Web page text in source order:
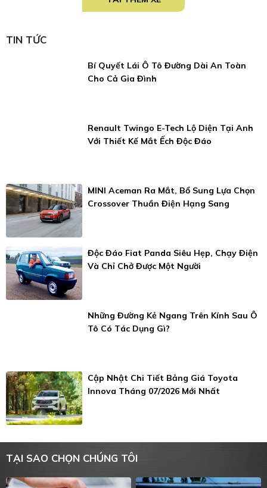
TIN TỨC
Bí Quyết Lái Ô Tô Đường Dài An Toàn
Cho Cả Gia Đình
Renault Twingo E-Tech Lộ Diện Tại Anh
Với Thiết Kế Mắt Ếch Độc Đáo
MINI Aceman Ra Mắt, Bổ Sung Lựa Chọn
Crossover Thuần Điện Hạng Sang
Độc Đáo Fiat Panda Siêu Hẹp, Chạy Điện
Và Chỉ Chở Được Một Người
Những Đường Kẻ Ngang Trên Kính Sau Ô
Tô Có Tác Dụng Gì?
Cập Nhật Chi Tiết Bảng Giá Toyota
Innova Tháng 07/2026 Mới Nhất
TẠI SAO CHỌN CHÚNG TÔI